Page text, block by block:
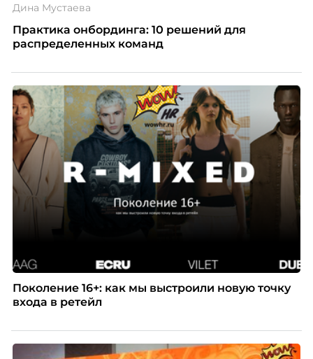
Дина Мустаева
Практика онбординга: 10 решений для
распределенных команд
Поколение 16+: как мы выстроили новую точку
входа в ретейл